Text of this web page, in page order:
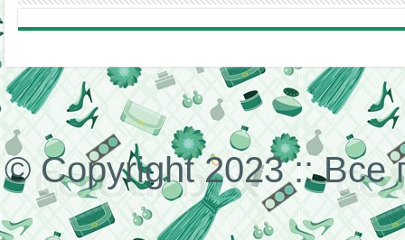
© Copyright 2023 ::